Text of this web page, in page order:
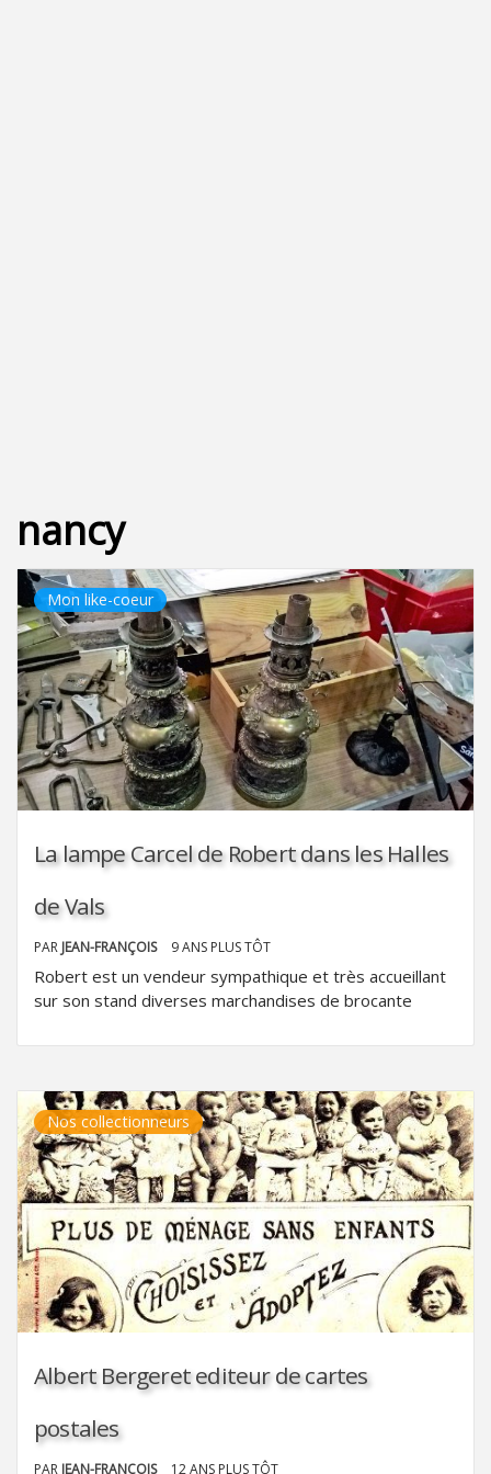
nancy
Mon like-coeur
La lampe Carcel de Robert dans les Halles
de Vals
PAR JEAN-FRANÇOIS 9 ANS PLUS TÔT
Robert est un vendeur sympathique et très accueillant
sur son stand diverses marchandises de brocante
Nos collectionneurs
Albert Bergeret editeur de cartes
postales
PAR JEAN-FRANÇOIS 12 ANS PLUS TÔT